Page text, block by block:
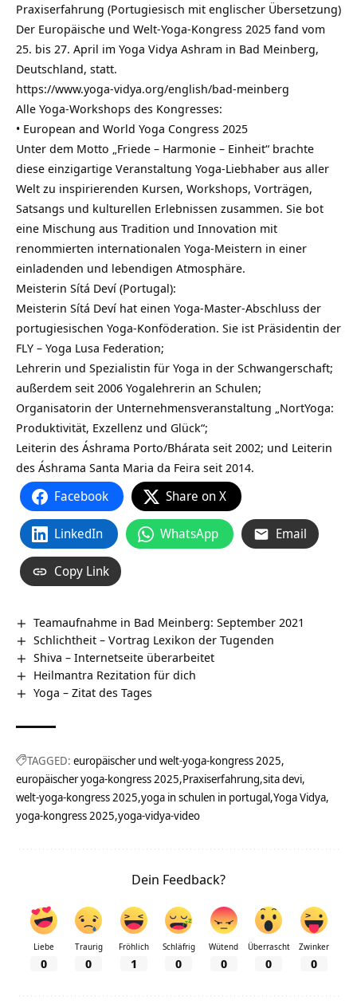
Praxiserfahrung (Portugiesisch mit englischer Übersetzung)
Der Europäische und Welt-Yoga-Kongress 2025 fand vom
25. bis 27. April im Yoga Vidya Ashram in Bad Meinberg,
Deutschland, statt.
https://www.yoga-vidya.org/english/bad-meinberg
Alle Yoga-Workshops des Kongresses:
• European and World Yoga Congress 2025
Unter dem Motto „Friede – Harmonie – Einheit“ brachte
diese einzigartige Veranstaltung Yoga-Liebhaber aus aller
Welt zu inspirierenden Kursen, Workshops, Vorträgen,
Satsangs und kulturellen Erlebnissen zusammen. Sie bot
eine Mischung aus Tradition und Innovation mit
renommierten internationalen Yoga-Meistern in einer
einladenden und lebendigen Atmosphäre.
Meisterin Sítá Deví (Portugal):
Meisterin Sítá Deví hat einen Yoga-Master-Abschluss der
portugiesischen Yoga-Konföderation. Sie ist Präsidentin der
FLY – Yoga Lusa Federation;
Lehrerin und Spezialistin für Yoga in der Schwangerschaft;
außerdem seit 2006 Yogalehrerin an Schulen;
Organisatorin der Unternehmensveranstaltung „NortYoga:
Produktivität, Exzellenz und Glück“;
Leiterin des Áshrama Porto/Bhárata seit 2002; und Leiterin
des Áshrama Santa Maria da Feira seit 2014.
Facebook Share on X
LinkedIn WhatsApp Email
Copy Link
Teamaufnahme in Bad Meinberg: September 2021
Schlichtheit – Vortrag Lexikon der Tugenden
Shiva – Internetseite überarbeitet
Heilmantra Rezitation für dich
Yoga – Zitat des Tages
TAGGED: europäischer und welt-yoga-kongress 2025
europäischer yoga-kongress 2025 Praxiserfahrung sita devi
welt-yoga-kongress 2025 yoga in schulen in portugal Yoga Vidya
yoga-kongress 2025 yoga-vidya-video
Dein Feedback?
Liebe
0
Traurig
0
Fröhlich
1
Schläfrig
0
Wütend
0
Überrascht
0
Zwinker
0